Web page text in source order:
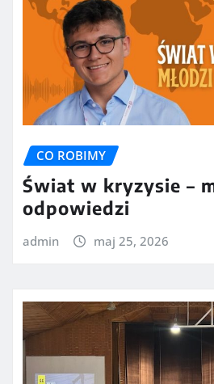
CO ROBIMY
Świat w kryzysie –
odpowiedzi
admin maj 25, 2026